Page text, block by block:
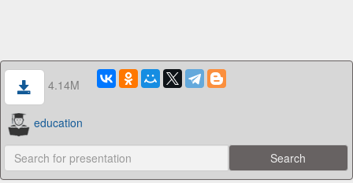
4.14M
education